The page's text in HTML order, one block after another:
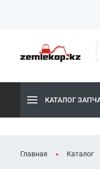
КАТАЛОГ
Главная Каталог